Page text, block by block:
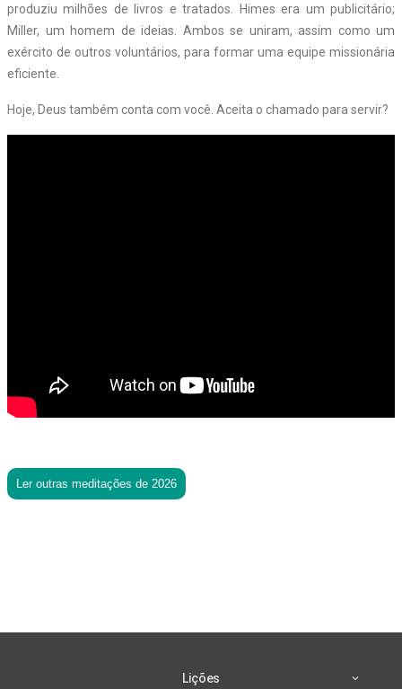
produziu milhões de livros e tratados. Himes era um publicitário;
Miller, um homem de ideias. Ambos se uniram, assim como um
exército de outros voluntários, para formar uma equipe missionária
eficiente.
Hoje, Deus também conta com você. Aceita o chamado para servir?
Ler outras meditações de 2026
Lições